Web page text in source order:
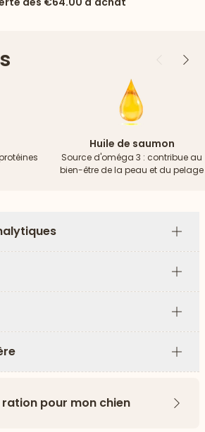
Précédent
Huile de saumon
Source d'oméga 3 : contribue au
bien-être de la peau et du pelage
Plus
Plus
Plus
Plus
pour mon chien